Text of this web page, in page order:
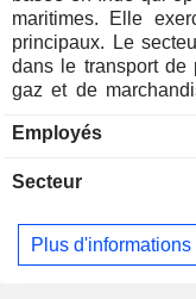
maritimes. Elle
principaux. Le
dans le transport de
gaz et de
produits
services aux
l’intermédiaire de
pétroliers
Employés
Secteur
Plus